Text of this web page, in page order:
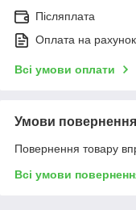
Післяплата
Оплата на рахунок
Всі умови оплати
Умови повернення
Повернення товару
Всі умови